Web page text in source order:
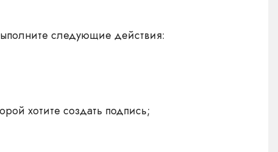
следующие действия:
хотите создать подпись;